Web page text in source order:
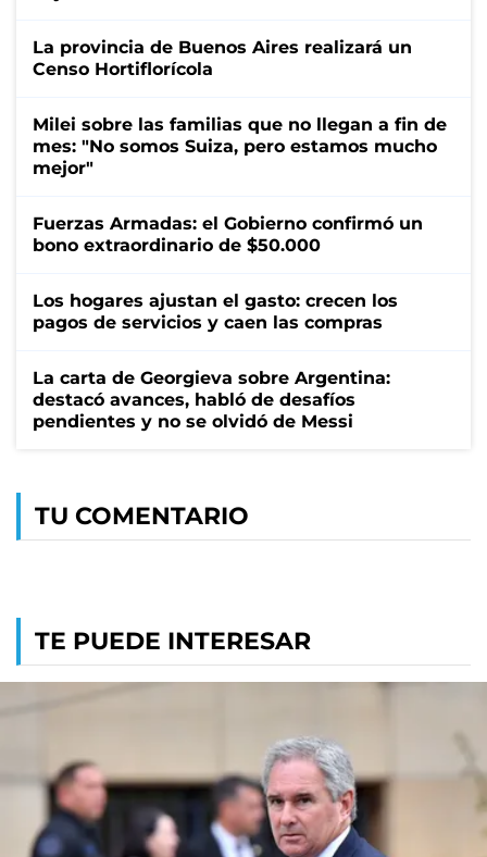
La provincia de Buenos Aires realizará un
Censo Hortiflorícola
Milei sobre las familias que no llegan a fin de
mes: "No somos Suiza, pero estamos mucho
mejor"
Fuerzas Armadas: el Gobierno confirmó un
bono extraordinario de $50.000
Los hogares ajustan el gasto: crecen los
pagos de servicios y caen las compras
La carta de Georgieva sobre Argentina:
destacó avances, habló de desafíos
pendientes y no se olvidó de Messi
TU COMENTARIO
TE PUEDE INTERESAR